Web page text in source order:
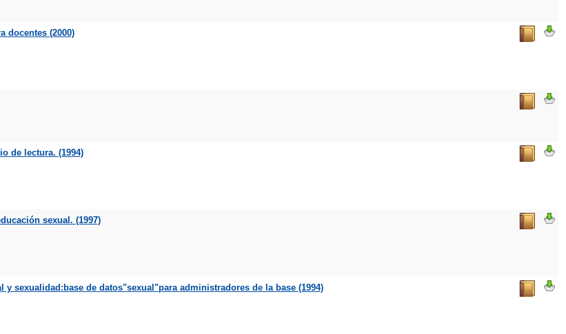
docentes (2000)
de lectura. (1994)
sexual. (1997)
sexualidad:base de datos"sexual"para administradores de la base (1994)